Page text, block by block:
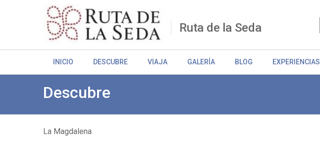
Ruta de la Seda
INICIO DESCUBRE VIAJA GALERÍA BLOG EXPERIENCIAS
Descubre
La Magdalena